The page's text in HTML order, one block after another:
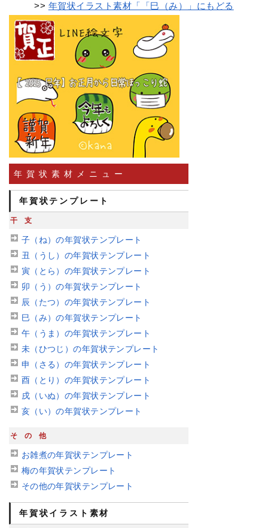
>> 年賀状イラスト素材「「巳（み）」にもどる
年賀状素材メニュー
年賀状テンプレート
干支
子（ね）の年賀状テンプレート
丑（うし）の年賀状テンプレート
寅（とら）の年賀状テンプレート
卯（う）の年賀状テンプレート
辰（たつ）の年賀状テンプレート
巳（み）の年賀状テンプレート
午（うま）の年賀状テンプレート
未（ひつじ）の年賀状テンプレート
申（さる）の年賀状テンプレート
酉（とり）の年賀状テンプレート
戌（いぬ）の年賀状テンプレート
亥（い）の年賀状テンプレート
その他
お雑煮の年賀状テンプレート
梅の年賀状テンプレート
その他の年賀状テンプレート
年賀状イラスト素材